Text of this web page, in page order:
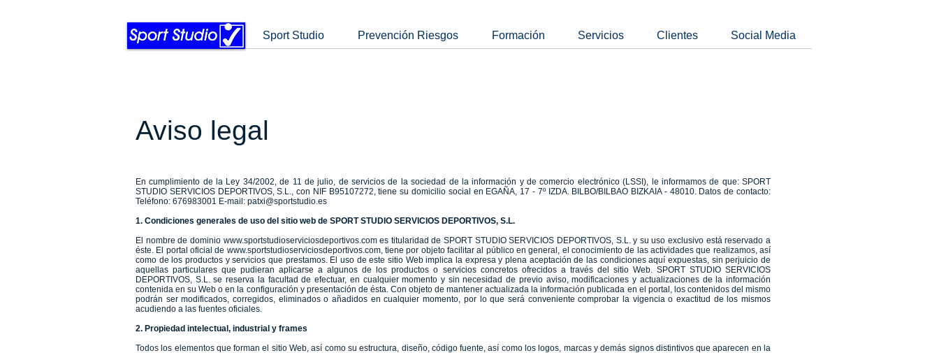
Sport Studio Prevención Riesgos Formación Servicios Clientes Social Media
Aviso legal
En cumplimiento de la Ley 34/2002, de 11 de julio, de servicios de la sociedad de la información y de comercio electrónico (LSSI), le informamos de que: SPORT
STUDIO SERVICIOS DEPORTIVOS, S.L., con NIF B95107272, tiene su domicilio social en EGAÑA, 17 - 7º IZDA. BILBO/BILBAO BIZKAIA - 48010. Datos de contacto:
Teléfono: 676983001 E-mail: patxi@sportstudio.es
1. Condiciones generales de uso del sitio web de SPORT STUDIO SERVICIOS DEPORTIVOS, S.L.
El nombre de dominio www.sportstudioserviciosdeportivos.comes titularidad de SPORT STUDIO SERVICIOS DEPORTIVOS, S.L. y su uso exclusivo está reservado a
éste. El portal oficial de www.sportstudioserviciosdeportivos.com, tiene por objeto facilitar al público en general, el conocimiento de las actividades que realizamos, así
como de los productos y servicios que prestamos. El uso de este sitio Web implica la expresa y plena aceptación de las condiciones aquí expuestas, sin perjuicio de
aquellas particulares que pudieran aplicarse a algunos de los productos o servicios concretos ofrecidos a través del sitio Web. SPORT STUDIO SERVICIOS
DEPORTIVOS, S.L. se reserva la facultad de efectuar, en cualquier momento y sin necesidad de previo aviso, modificaciones y actualizaciones de la información
contenida en su Web o en la configuración y presentación de ésta. Con objeto de mantener actualizada la información publicada en el portal, los contenidos del mismo
podrán ser modificados, corregidos, eliminados o añadidos en cualquier momento, por lo que será conveniente comprobar la vigencia o exactitud de los mismos
acudiendo a las fuentes oficiales.
2. Propiedad intelectual, industrial y frames
Todos los elementos que forman el sitio Web, así como su estructura, diseño, código fuente, así como los logos, marcas y demás signos distintivos que aparecen en la